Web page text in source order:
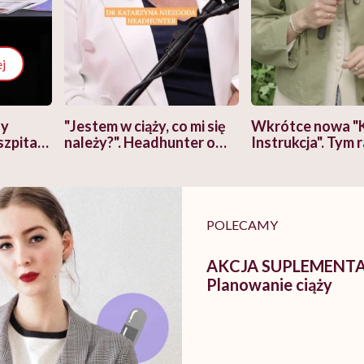
"Jestem w ciąży, co mi się
należy?". Headhunter o
Wkrótce nowa
Instrukcja". Tym
POLECAMY
AKCJA
Planowanie ciąży